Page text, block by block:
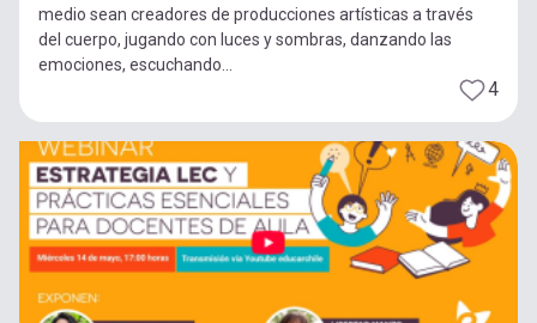
medio sean creadores de producciones artísticas a través
del cuerpo, jugando con luces y sombras, danzando las
emociones, escuchando...
4